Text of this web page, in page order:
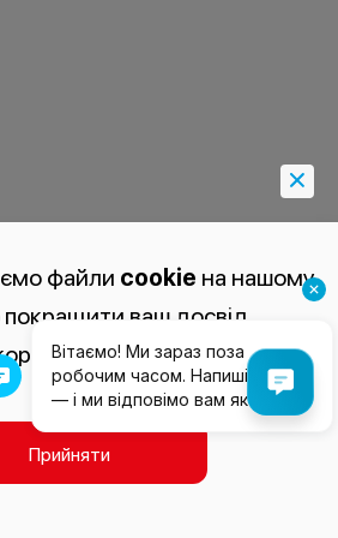
файли cookie на нашому
покращити ваш досвід
Прийняти